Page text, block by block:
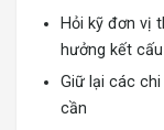
Hỏi kỹ đơn vị
hưởng kết cấu
Giữ lại các
cần